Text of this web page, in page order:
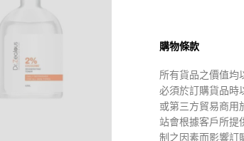
購物條款
所有貨品之價值均
必須於訂購貨品時
或第三方貿易商用
站會根據客戶所提
制之因素而影響訂